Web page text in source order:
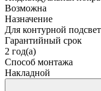
Возможна
Назначение
Для контурной
Гарантийный срок
2 год(а)
Способ монтажа
Накладной